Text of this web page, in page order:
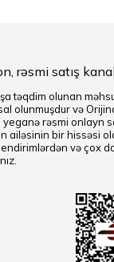
rəsmi satış
təqdim olunan
olunmuşdur və
yeganə rəsmi onlayn
ailəsinin bir hissəsi
və çox